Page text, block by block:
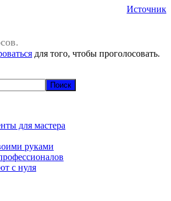
Источник
для того, чтобы проголосовать.
Поиск
для мастера
руками
с нуля